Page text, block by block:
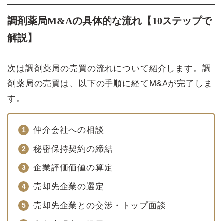
調剤薬局M&Aの具体的な流れ【10ステップで
解説】
次は調剤薬局の売買の流れについて紹介します。調
剤薬局の売買は、以下の手順に経てM&Aが完了しま
す。
仲介会社への相談
秘密保持契約の締結
企業評価価値の算定
売却先企業の選定
売却先企業との交渉・トップ面談